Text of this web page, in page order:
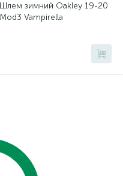
Шлем зимний Oakley 19-20
Mod3 Vampirella